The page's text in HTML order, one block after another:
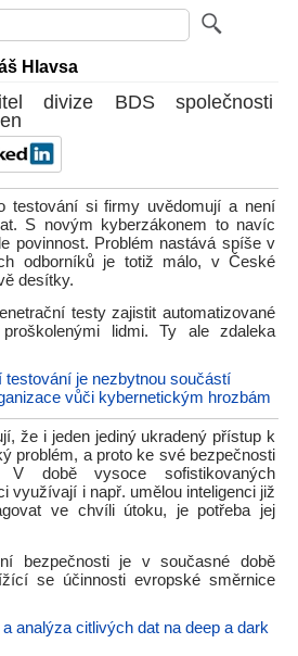
Hlavsa
divize BDS společnosti
testování si firmy uvědomují a není
S novým kyberzákonem to navíc
povinnost. Problém nastává spíše v
odborníků je totiž málo, v České
desítky.
testy zajistit automatizované
proškolenými lidmi. Ty ale zdaleka
testování je nezbytnou součástí
vůči kybernetickým hrozbám
že i jeden jediný ukradený přístup k
problém, a proto ke své bezpečnosti
V době vysoce sofistikovaných
využívají i např. umělou inteligenci již
ve chvíli útoku, je potřeba jej
bezpečnosti je v současné době
se účinnosti evropské směrnice
a analýza citlivých dat na deep a dark